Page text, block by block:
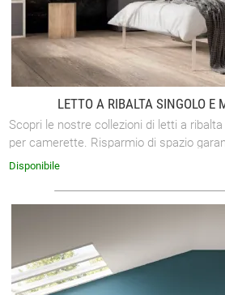
LETTO A RIBALTA SINGOLO E
Scopri le nostre collezioni di letti a
per camerette. Risparmio di spazio
Disponibile